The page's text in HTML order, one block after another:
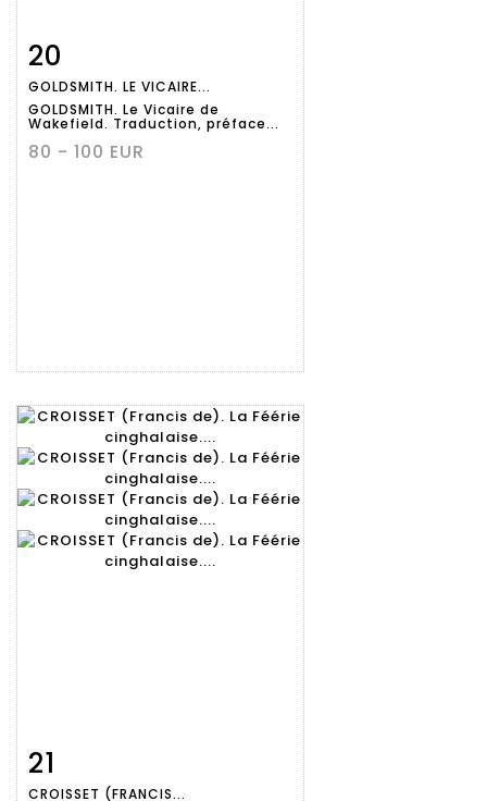
détaillée
20
GOLDSMITH. LE VICAIRE...
GOLDSMITH. Le Vicaire de
Wakefield. Traduction, préface...
80 - 100 EUR
21
CROISSET (FRANCIS...